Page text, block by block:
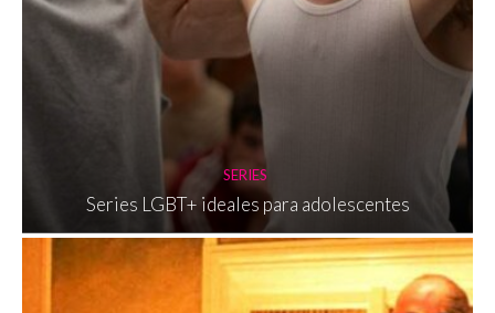
SERIES
Series LGBT+ ideales para adolescentes